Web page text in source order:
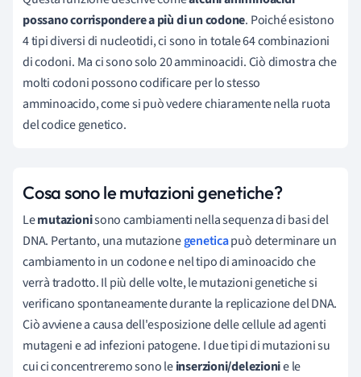
possano corrispondere a più di un codone. Poiché esistono
4 tipi diversi di nucleotidi, ci sono in totale 64 combinazioni
di codoni. Ma ci sono solo 20 amminoacidi. Ciò dimostra che
molti codoni possono codificare per lo stesso
amminoacido, come si può vedere chiaramente nella ruota
del codice genetico.
Cosa sono le mutazioni genetiche?
Lemutazionisono cambiamenti nella sequenza di basi del
DNA. Pertanto, una mutazionegeneticapuò determinare un
cambiamento in un codone e nel tipo di aminoacido che
verrà tradotto. Il più delle volte, le mutazioni genetiche si
verificano spontaneamente durante la replicazione del DNA.
Ciò avviene a causa dell'esposizione delle cellule ad agenti
mutageni e ad infezioni patogene. I due tipi di mutazioni su
cui ci concentreremo sono leinserzioni/delezionie le